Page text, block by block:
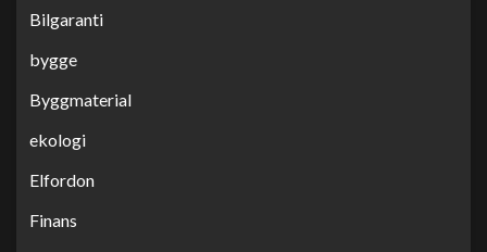
Bilgaranti
bygge
Byggmaterial
ekologi
Elfordon
Finans